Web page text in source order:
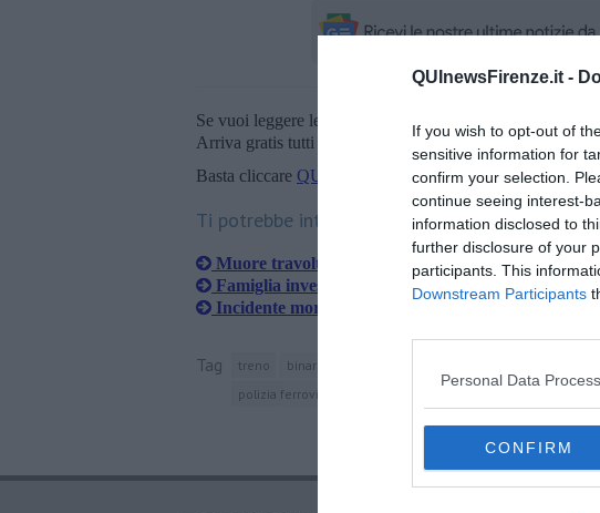
QUInewsFirenze.it -
If you wish to opt-out of
sensitive information for
confirm your selection.
continue seeing interest-
information disclosed to
further disclosure of your
participants. This
Downstream Participants
Personal Data
CONFIRM
Se vuoi leggere le notizie principali della Toscana iscriviti
Arriva gratis tutti i giorni alle 20:00 direttamente nella tua
Basta cliccare QUI
Ti potrebbe interessare anche:
Muore travolto dal treno in corsa
Famiglia investita sulle strisce, grave il figlio
Incidente mortale sulla linea per Empoli
Tag treno binari
polizia ferroviaria